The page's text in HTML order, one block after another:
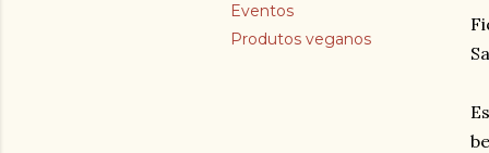
Eventos
Produtos veganos